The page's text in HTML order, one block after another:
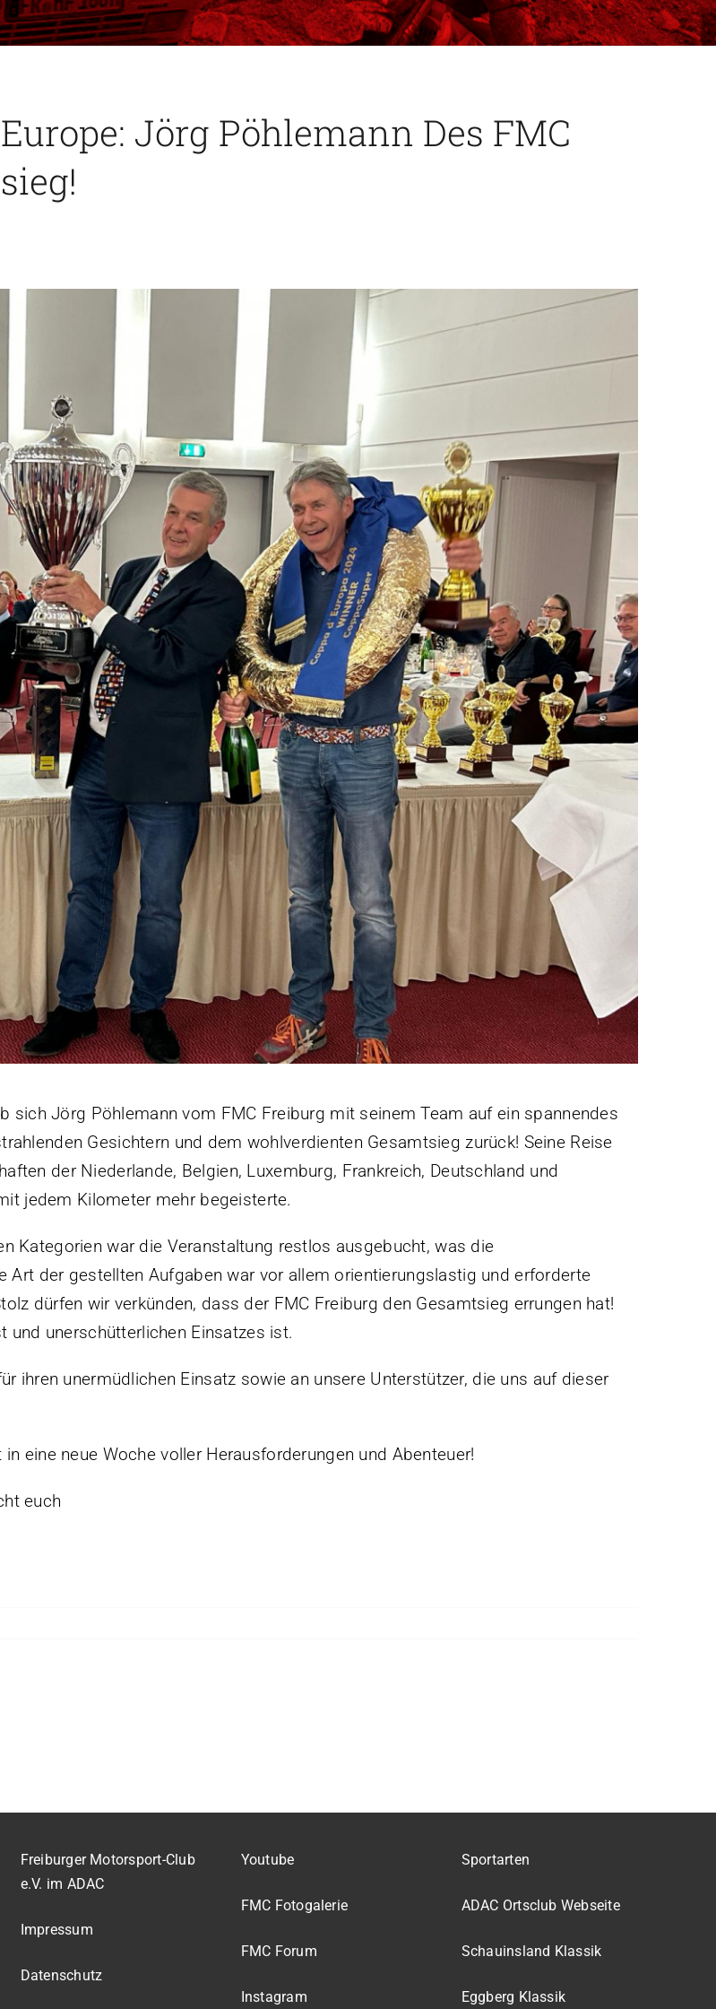
Jörg Pöhlemann Des FMC
sich Jörg Pöhlemann vom FMC Freiburg mit seinem Team auf ein spannendes
Gesichtern und dem wohlverdienten Gesamtsieg zurück! Seine Reise
der Niederlande, Belgien, Luxemburg, Frankreich, Deutschland und
jedem Kilometer mehr begeisterte.
Kategorien war die Veranstaltung restlos ausgebucht, was die
der gestellten Aufgaben war vor allem orientierungslastig und erforderte
dürfen wir verkünden, dass der FMC Freiburg den Gesamtsieg errungen hat!
und unerschütterlichen Einsatzes ist.
ihren unermüdlichen Einsatz sowie an unsere Unterstützer, die uns auf dieser
eine neue Woche voller Herausforderungen und Abenteuer!
euch
Freiburger Motorsport-Club
e.V. im ADAC
Impressum
Datenschutz
Youtube
FMC Fotogalerie
FMC Forum
Instagram
Sportarten
ADAC Ortsclub Webseite
Schauinsland Klassik
Eggberg Klassik